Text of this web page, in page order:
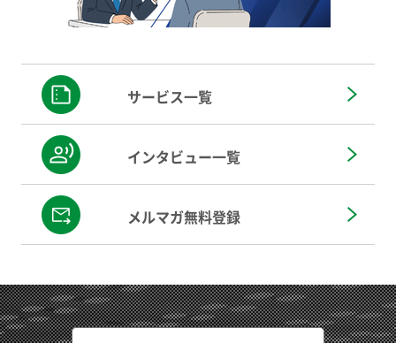
サービス一覧
インタビュー一覧
メルマガ無料登録